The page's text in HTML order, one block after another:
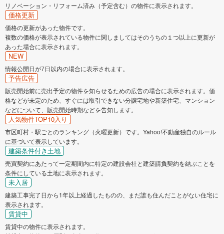
リノベーション・リフォーム済み（予定含む）の物件に表示されます。
価格更新
価格の更新があった物件です。
複数の価格が表示されている物件に関しましてはそのうちの１つ以上に更新が
あった場合に表示されます。
NEW
情報公開日が7日以内の場合に表示されます。
予告広告
販売開始前に売出予定の物件を知らせるための広告の場合に表示されます。価
格などが未定のため、すぐには取引できない分譲宅地や新築住宅、マンション
などについて、販売開始時期などを告知します。
人気物件TOP10入り
市区町村・駅ごとのランキング（火曜更新）です。Yahoo!不動産独自のルール
に基づいて表示しています。
建築条件付き土地
売買契約にあたって一定期間内に特定の建設会社と建築請負契約を結ぶことを
条件にしている土地に表示されます。
未入居
建築工事完了日から1年以上経過したものの、まだ誰も住んだことがない住宅に
表示されます。
賃貸中
賃貸中の物件に表示されます。